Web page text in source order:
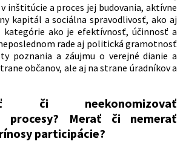
inštitúcie a proces jej budovania, aktívne
kapitál a sociálna spravodlivosť, ako aj
kategórie ako je efektívnosť, účinnosť a
rade aj politická gramotnosť
poznania a záujmu o verejné dianie a
občanov, ale aj na strane úradníkov a
či neekonomizovať
procesy? Merať či nemerať
participácie?